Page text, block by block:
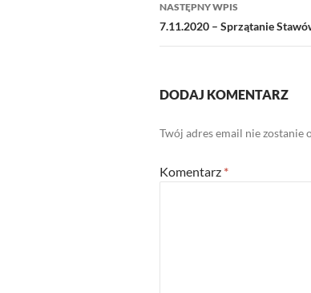
NASTĘPNY WPIS
7.11.2020 – Sprzątanie
DODAJ KOMENTARZ
Twój adres email nie zostanie
Komentarz *